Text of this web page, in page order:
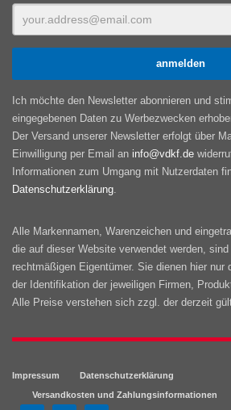
Ich möchte den Newsletter abonnieren und
eingegebenen Daten zu Werbezwecken
Der Versand unserer Newsletter erfolgt über
Einwilligung per Email an info@vdkf.de
Informationen zum Umgang mit Nutzerdaten
Datenschutzerklärung
Alle Markennamen, Warenzeichen und
die auf dieser Website verwendet werden,
rechtmäßigen Eigentümer. Sie dienen hier nur
der Identifikation der jeweiligen Firmen,
Alle Preise verstehen sich zzgl. der derzeit
Impressum
Datenschutzerklärung
Versandkosten und Zahlungsinformationen